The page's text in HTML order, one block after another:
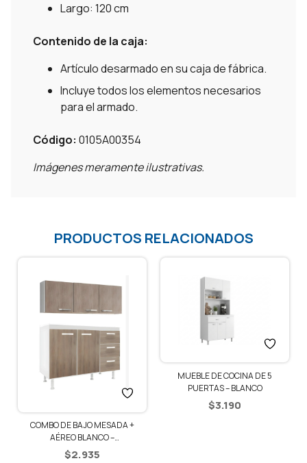
Largo: 120 cm
Contenido de la caja:
Artículo desarmado en su caja de fábrica.
Incluye todos los elementos necesarios
para el armado.
Código: 0105A00354
Imágenes meramente ilustrativas.
PRODUCTOS RELACIONADOS
COMBO DE BAJO MESADA +
AÉREO BLANCO –
BLANCO/RÚSTICO
$2.935
MUEBLE DE COCINA DE 5
PUERTAS – BLANCO
$3.190